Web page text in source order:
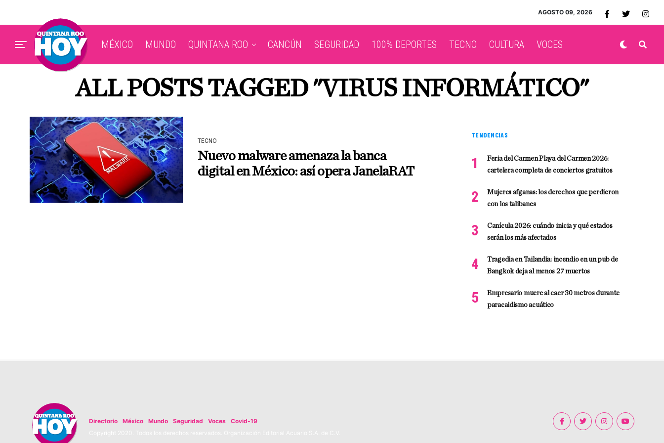
AGOSTO 09, 2026
MÉXICO MUNDO QUINTANA ROO CANCÚN SEGURIDAD 100% DEPORTES TECNO CULTURA VOCES
ALL POSTS TAGGED "VIRUS INFORMÁTICO"
TECNO
Nuevo malware amenaza la banca
digital en México: así opera JanelaRAT
TENDENCIAS
Feria del Carmen Playa del Carmen 2026:
cartelera completa de conciertos gratuitos
Mujeres afganas: los derechos que perdieron
con los talibanes
Canícula 2026: cuándo inicia y qué estados
serán los más afectados
Tragedia en Tailandia: incendio en un pub de
Bangkok deja al menos 27 muertos
Empresario muere al caer 30 metros durante
paracaidismo acuático
Directorio México Mundo Seguridad Voces
Covid-19